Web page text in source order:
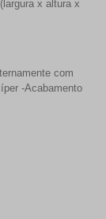
x altura x
com
-Acabamento